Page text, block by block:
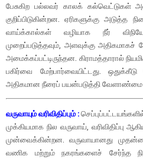
பேசுகிற பல்லவர் காலக் கல்வெட்டுகள்
குறிப்பிடுகின்றன. ஏரிகளுக்கு அடுத்த
வாய்க்கால்கள் வழியாக நீர்
முறைப்படுத்தவும், அளவுக்கு அதிகமாகச்
அமைக்கப்பட்டிருந்தன. கிராமத்தாரால்
பகிர்வை மேற்பார்வையிட்டது.
அதிகமான நீரைப் பயன்படுத்தி வேளாண்மை
வருவாயும் வரிவிதிப்பும் :
முக்கியமாக நில வருவாய், வரிவிதிப்பு
முன்வைக்கின்றன. வருவாயானது
வணிக மற்றும் நகரங்களைச் சேர்ந்த